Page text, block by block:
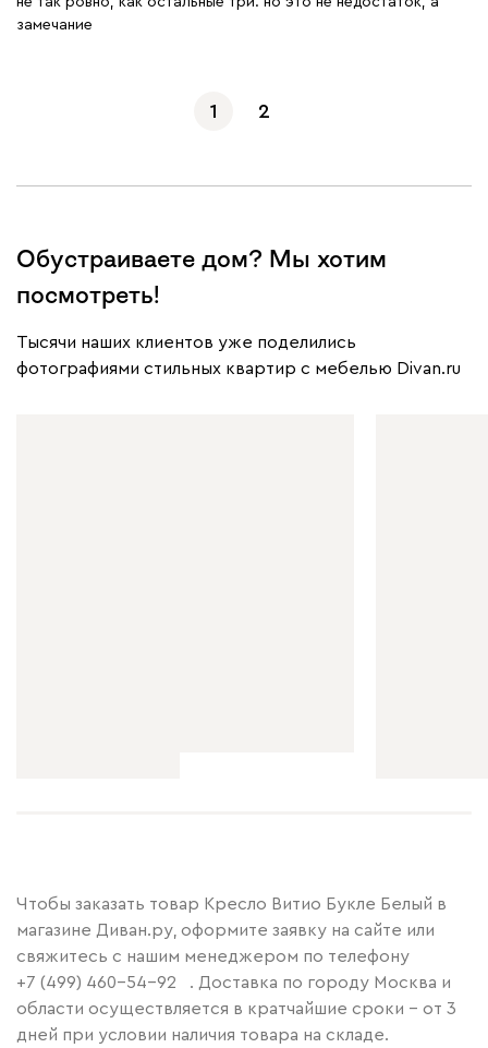
замечание
1 2
Обустраиваете дом? Мы хотим
посмотреть!
Тысячи наших клиентов уже поделились
фотографиями стильных квартир с мебелью Divan.ru
Чтобы заказать товар Кресло Витио Букле Белый в
магазине Диван.ру, оформите заявку на сайте или
свяжитесь с нашим менеджером по телефону
+7 (499) 460-54-92
. Доставка по городу Москва и
области осуществляется в кратчайшие сроки – от 3
дней при условии наличия товара на складе.